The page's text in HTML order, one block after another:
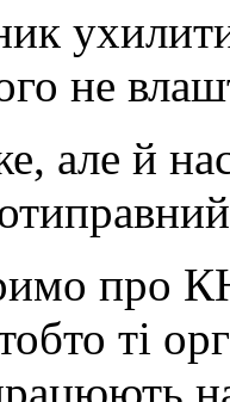
не
але й
про
ті